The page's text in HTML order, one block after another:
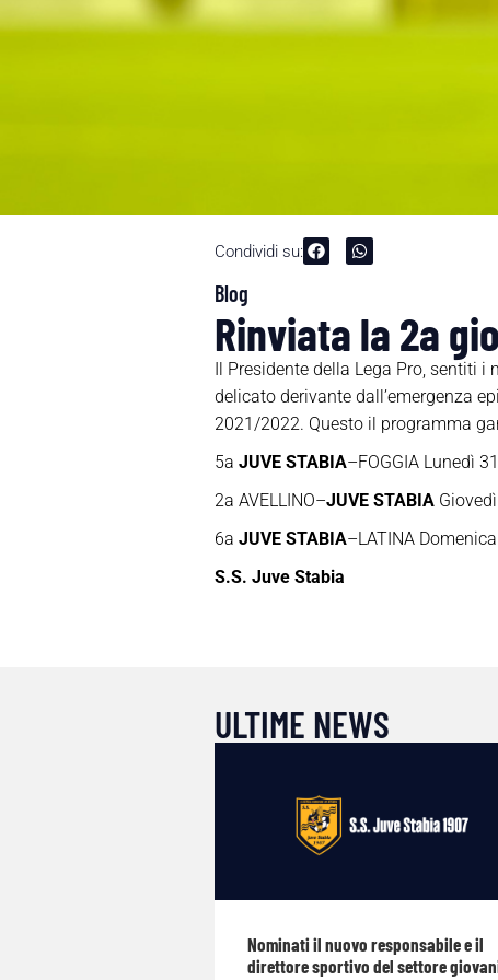
Condividi su:
Blog
Rinviata la 2a
Il Presidente della Lega Pro, sentiti i
delicato derivante dall’emergenza
2021/2022. Questo il programma
5a JUVE STABIA–FOGGIA Lunedì
2a AVELLINO–JUVE STABIA
6a JUVE STABIA–LATINA
S.S. Juve Stabia
ULTIME NEWS
Nominati il nuovo responsabile e il
direttore sportivo del settore